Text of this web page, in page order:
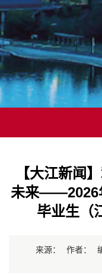
【大江新闻
未来——2026
毕业生（
来源： 作者：